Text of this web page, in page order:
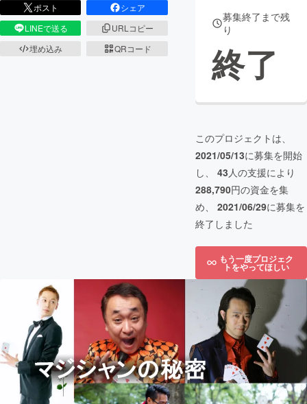
ポスト
シェア
LINEで送る
URLコピー
埋め込み
QRコード
募集終了まで残
り
終了
このプロジェクトは、
2021/05/13に募集を開始
し、 43人の支援により
288,790円の資金を集
め、 2021/06/29に募集を
終了しました
もう一度プロジェク
トをやってほしい